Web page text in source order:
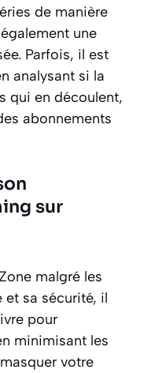
de manière
une
Parfois, il est
analysant si la
qui en découlent,
abonnements
sur
malgré les
sa sécurité, il
pour
minimisant les
votre